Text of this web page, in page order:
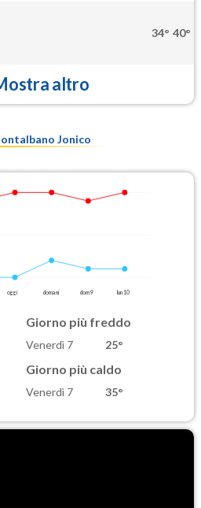
34° 40°
altro
Jonico
oggi domani dom 9 lun 10
Giorno più freddo
Venerdì 7 25°
Giorno più caldo
Venerdì 7 35°